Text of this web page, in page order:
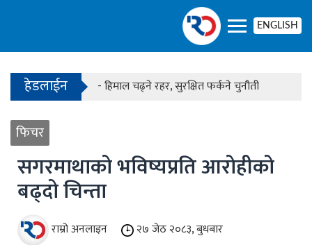
ENGLISH
हेडलाईन
- काठमाडौंको बाँसबारीमा खुल्यो अत्याधुनिक इभेन्ट
- हिमाल चढ्ने रहर, सुरक्षित फर्कने चुनौती
फिचर
सगरमाथाको भविष्यप्रति आरोहीको
बढ्दो चिन्ता
राम्रो अनलाइन २७ जेठ २०८३, बुधबार